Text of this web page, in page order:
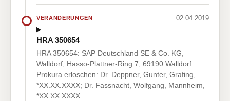
VERÄNDERUNGEN 02.04.2019
HRA 350654
HRA 350654: SAP Deutschland SE & Co. KG,
Walldorf, Hasso-Plattner-Ring 7, 69190 Walldorf.
Prokura erloschen: Dr. Deppner, Gunter, Grafing,
*XX.XX.XXXX; Dr. Fassnacht, Wolfgang, Mannheim,
*XX.XX.XXXX.